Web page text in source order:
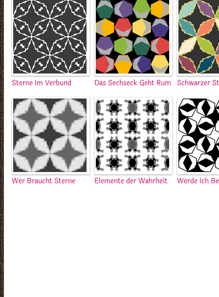
Sterne Im Verbund Das Sechseck Geht Rum Schwarzer
Wer Braucht Sterne Elemente der Wahrheit Werde Ich